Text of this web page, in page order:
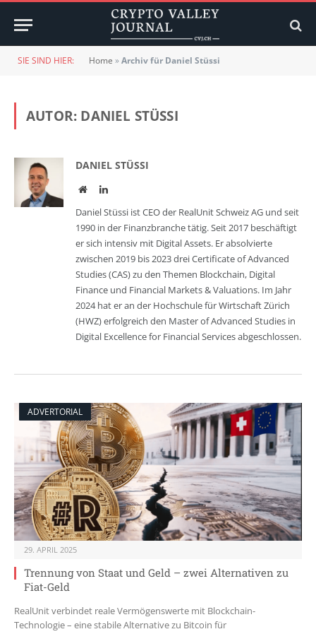
SIE SIND HIER: Home »Archiv für Daniel Stüssi
AUTOR: DANIEL STÜSSI
DANIEL STÜSSI
WebsiteLinkedIn
Daniel Stüssi ist CEO der RealUnit Schweiz AG und seit
1990 in der Finanzbranche tätig. Seit 2017 beschäftigt
er sich intensiv mit Digital Assets. Er absolvierte
zwischen 2019 bis 2023 drei Certificate of Advanced
Studies (CAS) zu den Themen Blockchain, Digital
Finance und Financial Markets & Valuations. Im Jahr
2024 hat er an der Hochschule für Wirtschaft Zürich
(HWZ) erfolgreich den Master of Advanced Studies in
Digital Excellence for Financial Services abgeschlossen.
ADVERTORIAL
29. APRIL 2025
Trennung von Staat und Geld – zwei Alternativen zu
Fiat-Geld
RealUnit verbindet reale Vermögenswerte mit Blockchain-
Technologie – eine stabile Alternative zu Bitcoin für